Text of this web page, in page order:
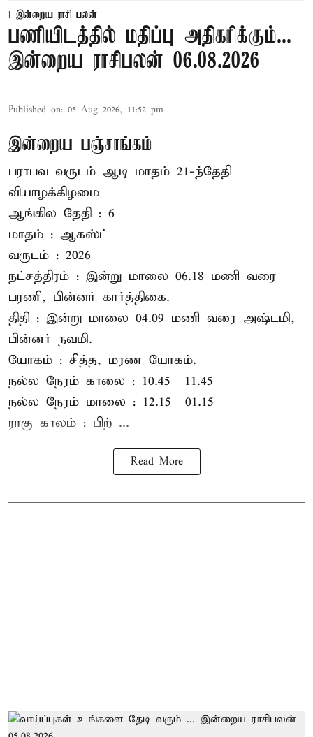
இன்றைய ராசி பலன்
பணியிடத்தில் மதிப்பு அதிகரிக்கும்...
இன்றைய ராசிபலன் 06.08.2026
Published on: 05 Aug 2026, 11:52 pm
இன்றைய பஞ்சாங்கம்
பராபவ வருடம் ஆடி மாதம் 21-ந்தேதி
வியாழக்கிழமை
ஆங்கில தேதி : 6
மாதம் : ஆகஸ்ட்
வருடம் : 2026
நட்சத்திரம் : இன்று மாலை 06.18 மணி வரை
பரணி, பின்னர் கார்த்திகை.
திதி : இன்று மாலை 04.09 மணி வரை அஷ்டமி,
பின்னர் நவமி.
யோகம் : சித்த, மரண யோகம்.
நல்ல நேரம் காலை : 10.45 – 11.45
நல்ல நேரம் மாலை : 12.15 – 01.15
ராகு காலம் : பிற் ...
Read More